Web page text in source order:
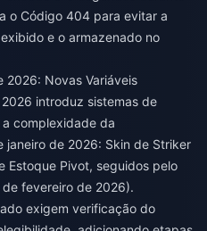
o Código 404 para evitar a
e o armazenado no
2026: Novas Variáveis
introduz sistemas de
complexidade da
de 2026: Skin de Striker
Estoque Pivot, seguidos pelo
de fevereiro de 2026).
exigem verificação do